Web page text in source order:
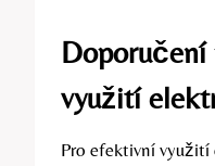
využití
Pro efektivní využití